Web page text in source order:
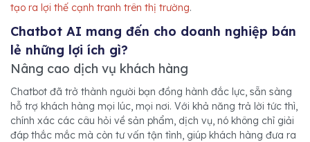
tạo ra lợi thế cạnh tranh trên thị trường.
Chatbot AI mang đến cho doanh nghiệp bán
lẻ những lợi ích gì?
Nâng cao dịch vụ khách hàng
Chatbot đã trở thành người bạn đồng hành đắc lực, sẵn sàng
hỗ trợ khách hàng mọi lúc, mọi nơi. Với khả năng trả lời tức thì,
chính xác các câu hỏi về sản phẩm, dịch vụ, nó không chỉ giải
đáp thắc mắc mà còn tư vấn tận tình, giúp khách hàng đưa ra